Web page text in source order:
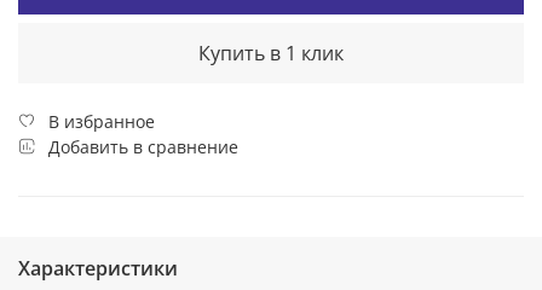
Купить в 1 клик
В избранное
Добавить в сравнение
Характеристики